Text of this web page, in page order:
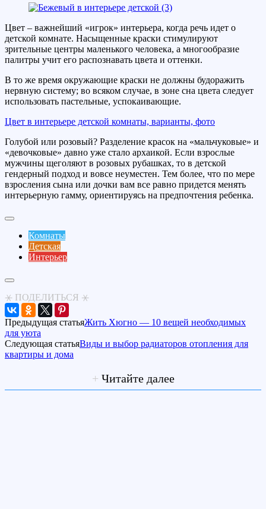
Цвет – важнейший «игрок» интерьера, когда речь идет о
детской комнате. Насыщенные краски стимулируют
зрительные центры маленького человека, а многообразие
палитры учит его распознавать цвета и оттенки.
В то же время окружающие краски не должны будоражить
нервную систему; во всяком случае, в зоне сна цвета следует
использовать пастельные, успокаивающие.
Цвет в интерьере детской комнаты, варианты, фото
Голубой или розовый? Разделение красок на «мальчуковые» и
«девочковые» давно уже стало архаикой. Если взрослые
мужчины щеголяют в розовых рубашках, то в детской
гендерный подход и вовсе неуместен. Тем более, что по мере
взросления сына или дочки вам все равно придется менять
интерьерную гамму, ориентируясь на предпочтения ребенка.
Комнаты
Детская
Интерьер
⚹ ПОДЕЛИТЬСЯ ⚹
Предыдущая статьяЖить Хюгно — 10 вещей необходимых
для уюта
Следующая статьяВиды и выбор радиаторов отопления для
квартиры и дома
+ Читайте далее